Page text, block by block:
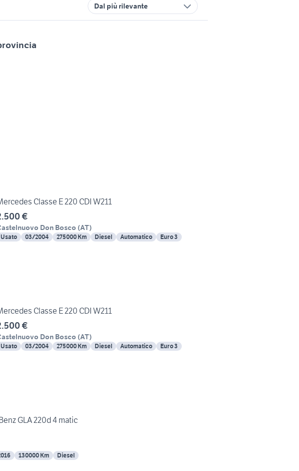
Dal più rilevante
Classe E 220 CDI W211
€
Don Bosco (AT)
Usato 03/2004 275000 Km Diesel Automatico Euro 3
Classe E 220 CDI W211
€
Don Bosco (AT)
Usato 03/2004 275000 Km Diesel Automatico Euro 3
Mercedes- Benz GLA 220d 4 matic
130000 Km Diesel